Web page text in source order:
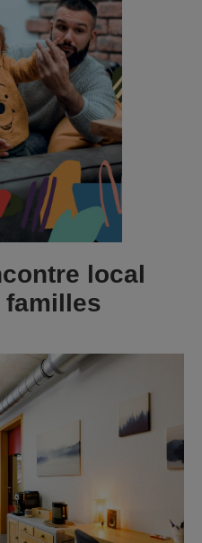
local
familles